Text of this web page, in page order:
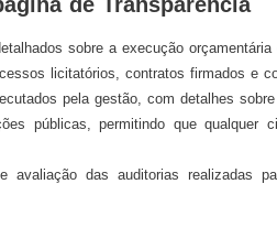
sobre a execução
licitatórios, contratos firmados e
pela gestão, com detalhes sobre
públicas, permitindo que qualquer
avaliação das auditorias realizadas